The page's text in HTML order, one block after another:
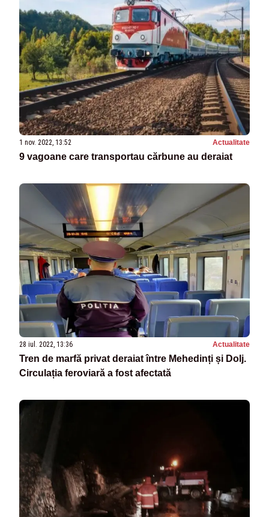
1 nov. 2022, 13:52 Actualitate
9 vagoane care transportau cărbune au deraiat
28 iul. 2022, 13:36 Actualitate
Tren de marfă privat deraiat între Mehedinți și Dolj.
Circulația feroviară a fost afectată